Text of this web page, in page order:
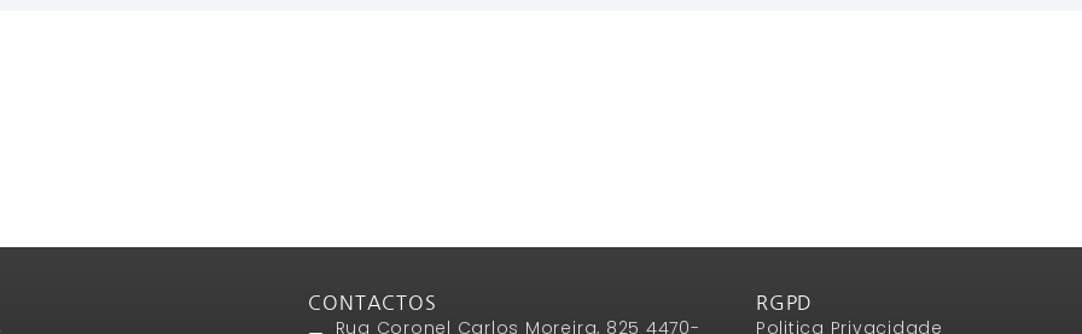
CONTACTOS
Rua Coronel Carlos Moreira, 825 4470-
RGPD
Politica Privacidade